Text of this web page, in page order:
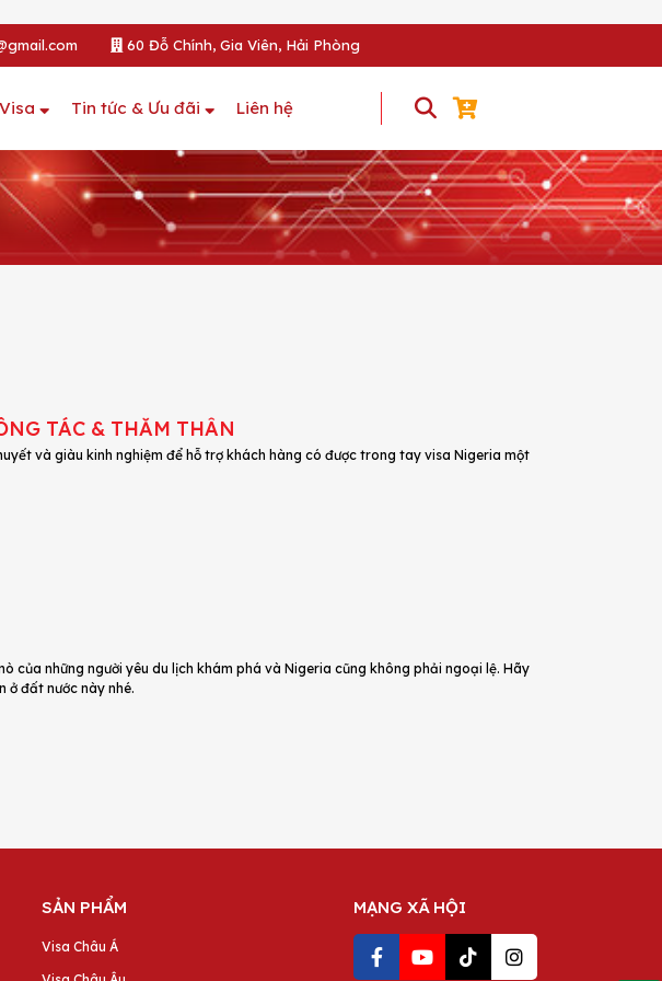
60 Đỗ Chính, Gia Viên, Hải Phòng
Visa Tin tức & Ưu đãi Liên hệ
TÁC & THĂM THÂN
và giàu kinh nghiệm để hỗ trợ khách hàng có được trong tay visa Nigeria một
của những người yêu du lịch khám phá và Nigeria cũng không phải ngoại lệ. Hãy
ở đất nước này nhé.
SẢN PHẨM
Visa Châu Á
MẠNG XÃ HỘI